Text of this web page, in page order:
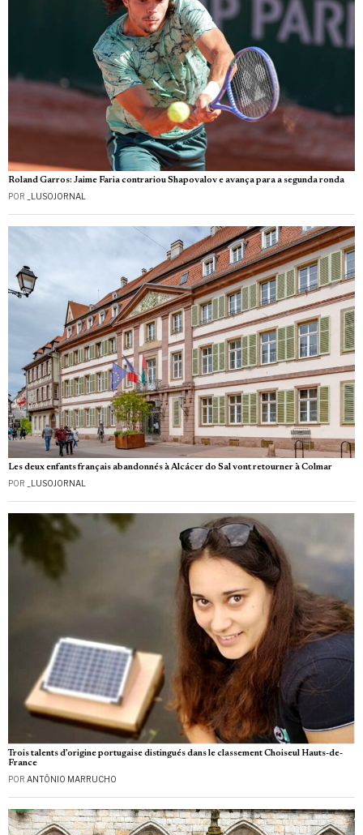
Roland Garros: Jaime Faria contrariou Shapovalov e avança para a segunda ronda
POR _LUSOJORNAL
Les deux enfants français abandonnés à Alcácer do Sal vont retourner à Colmar
POR _LUSOJORNAL
Trois talents d’origine portugaise distingués dans le classement Choiseul Hauts-de-
France
POR ANTÓNIO MARRUCHO